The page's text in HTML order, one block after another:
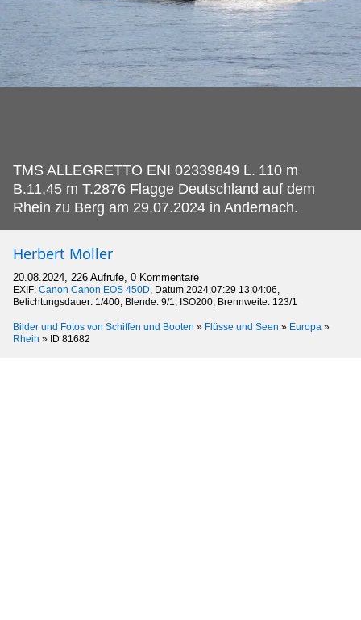
TMS ALLEGRETTO ENI 02339849 L. 110 m
B.11,45 m T.2876 Flagge Deutschland auf dem
Rhein zu Berg am 29.07.2024 in Andernach.
Herbert Möller
20.08.2024, 226 Aufrufe, 0 Kommentare
EXIF: Canon Canon EOS 450D, Datum 2024:07:29 13:04:06,
Belichtungsdauer: 1/400, Blende: 9/1, ISO200, Brennweite: 123/1
Bilder und Fotos von Schiffen und Booten » Flüsse und Seen » Europa »
Rhein » ID 81682